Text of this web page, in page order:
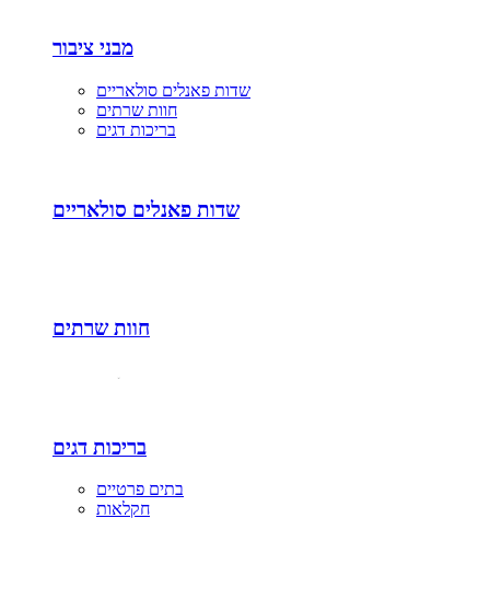
מבני ציבור
שדות פאנלים סולאריים
חוות שרתים
בריכות דגים
שדות פאנלים סולאריים
חוות שרתים
בריכות דגים
בתים פרטיים
חקלאות